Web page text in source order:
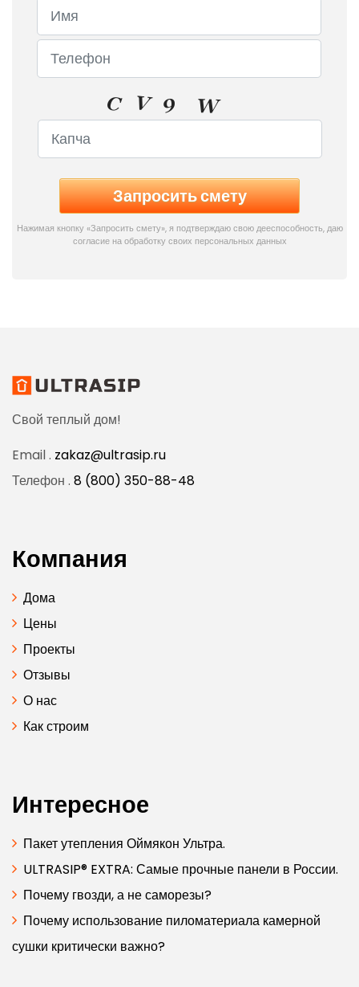
Нажимая кнопку «Запросить смету», я подтверждаю свою дееспособность, даю
согласие на обработку своих персональных данных
Свой теплый дом!
Email . zakaz@ultrasip.ru
Телефон . 8 (800) 350-88-48
Компания
Дома
Цены
Проекты
Отзывы
О нас
Как строим
Интересное
Пакет утепления Оймякон Ультра.
ULTRASIP® EXTRA: Самые прочные панели в России.
Почему гвозди, а не саморезы?
Почему использование пиломатериала камерной
сушки критически важно?